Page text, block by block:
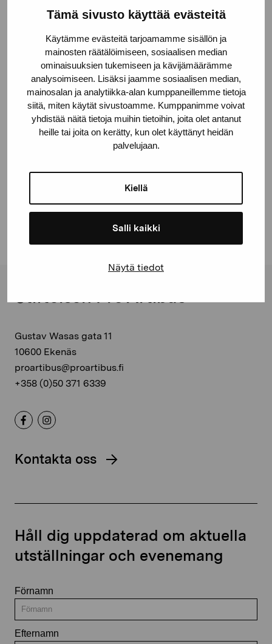
Tämä sivusto käyttää evästeitä
Käytämme evästeitä tarjoamamme sisällön ja
mainosten räätälöimiseen, sosiaalisen median
ominaisuuksien tukemiseen ja kävijämäärämme
analysoimiseen. Lisäksi jaamme sosiaalisen median,
mainosalan ja analytiikka-alan kumppaneillemme tietoja
siitä, miten käytät sivustoamme. Kumppanimme voivat
yhdistää näitä tietoja muihin tietoihin, joita olet antanut
heille tai joita on kerätty, kun olet käyttänyt heidän
palvelujaan.
Kiellä
Salli kaikki
Näytä tiedot
Installation; trästockar, optisk fiber
Deponeringsplats
Vindängen/Folkhälsan
© Kuvasto 2026
Dela:
Linkedin
Stiftelsen Pro Artibus
Gustav Wasas gata 11
10600 Ekenäs
proartibus@proartibus.fi
+358 (0)50 371 6339
Kontakta oss
Håll dig uppdaterad om aktuella
utställningar och evenemang
Förnamn
Efternamn